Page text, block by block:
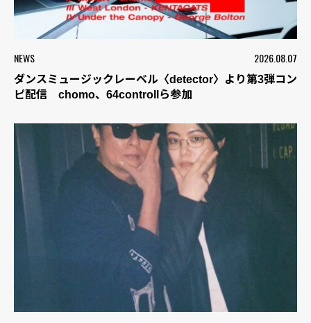
NEWS 2026.08.07
ダンスミュージックレーベル〈detector〉より第3弾コン
ピ配信 chomo、64controllら参加